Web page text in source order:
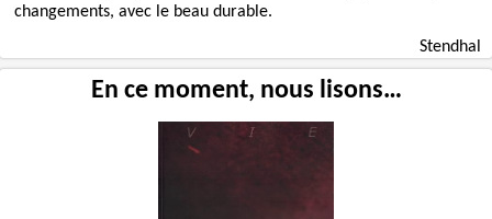
changements, avec le beau durable.
Stendhal
En ce moment, nous lisons…